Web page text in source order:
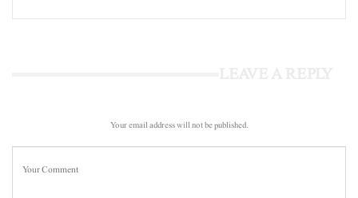
Your email address will not be published.